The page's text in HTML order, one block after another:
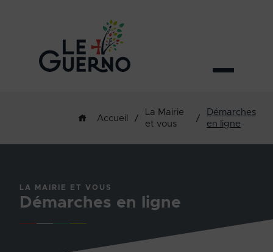
Accueil /
La Mairie
et vous
/
Démarches
en ligne
LA MAIRIE ET VOUS
Démarches en ligne